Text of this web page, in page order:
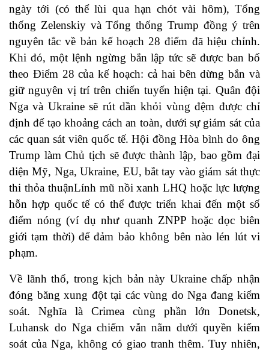
ngày tới (có thể lùi qua hạn chót vài hôm), Tổng
thống Zelenskiy và Tổng thống Trump đồng ý trên
nguyên tắc về bản kế hoạch 28 điểm đã hiệu chỉnh.
Khi đó, một lệnh ngừng bắn lập tức sẽ được ban bố
theo Điểm 28 của kế hoạch: cả hai bên dừng bắn và
giữ nguyên vị trí trên chiến tuyến hiện tại. Quân đội
Nga và Ukraine sẽ rút dần khỏi vùng đệm được chỉ
định để tạo khoảng cách an toàn, dưới sự giám sát của
các quan sát viên quốc tế. Hội đồng Hòa bình do ông
Trump làm Chủ tịch sẽ được thành lập, bao gồm đại
diện Mỹ, Nga, Ukraine, EU, bắt tay vào giám sát thực
thi thỏa thuậnLính mũ nồi xanh LHQ hoặc lực lượng
hỗn hợp quốc tế có thể được triển khai đến một số
điểm nóng (ví dụ như quanh ZNPP hoặc dọc biên
giới tạm thời) để đảm bảo không bên nào lén lút vi
phạm.
Về lãnh thổ, trong kịch bản này Ukraine chấp nhận
đóng băng xung đột tại các vùng do Nga đang kiểm
soát. Nghĩa là Crimea cùng phần lớn Donetsk,
Luhansk do Nga chiếm vẫn nằm dưới quyền kiểm
soát của Nga, không có giao tranh thêm. Tuy nhiên,